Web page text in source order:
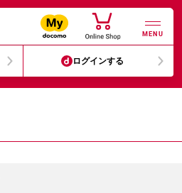
MENU
ログインする